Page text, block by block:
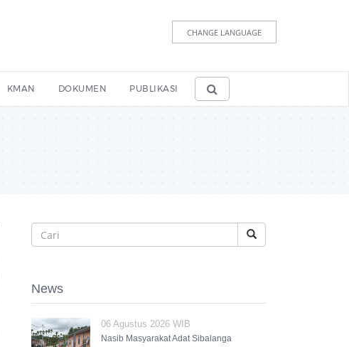
CHANGE LANGUAGE
KMAN DOKUMEN PUBLIKASI
News
06 Agustus 2026 WIB
Nasib Masyarakat Adat Sibalanga